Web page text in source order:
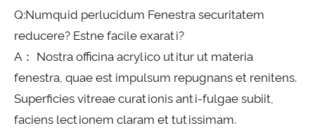
Q:Numquid perlucidum Fenestra securitatem
reducere? Estne facile exarati?
A： Nostra officina acrylico utitur ut materia
fenestra, quae est impulsum repugnans et renitens.
Superficies vitreae curationis anti-fulgae subiit,
faciens lectionem claram et tutissimam.